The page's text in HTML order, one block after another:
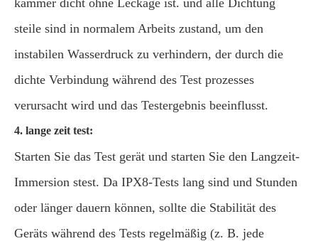
kammer dicht ohne Leckage ist. und alle Dichtung
steile sind in normalem Arbeits zustand, um den
instabilen Wasserdruck zu verhindern, der durch die
dichte Verbindung während des Test prozesses
verursacht wird und das Testergebnis beeinflusst.
4. lange zeit test:
Starten Sie das Test gerät und starten Sie den Langzeit-
Immersion stest. Da IPX8-Tests lang sind und Stunden
oder länger dauern können, sollte die Stabilität des
Geräts während des Tests regelmäßig (z. B. jede